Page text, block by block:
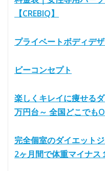
【CREBIQ】
プライベートボディデザ
ビーコンセプト
楽しくキレイに痩せる
万円台～ 全国どこでも
完全個室のダイエット
2ヶ月間で体重マイナス